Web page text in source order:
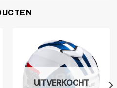
UITVERKOCHT